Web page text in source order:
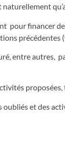
naturellement
pour financer
précédentes
entre autres,
oubliés et des